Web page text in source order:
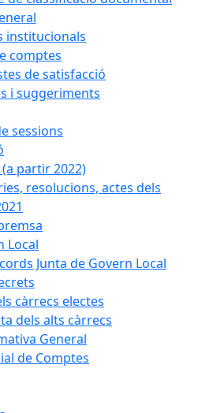
institucionals
comptes
de satisfacció
i suggeriments
sessions
partir 2022)
resolucions, actes dels
Local
Junta de Govern Local
càrrecs electes
dels alts càrrecs
General
de Comptes